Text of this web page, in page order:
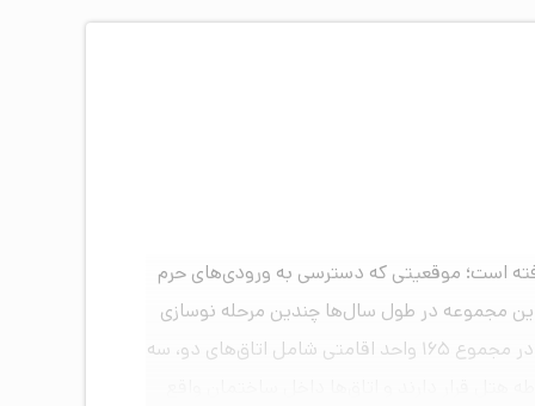
مشهد با سابقه‌ای از سال ۱۳۶۶، در حاشیه خیابان امام رضا و میان کوچه‌های امام رضای ۷ و ۹ قرار گرفته است؛ موقعیتی که دسترسی به ورودی‌های حرم
و بازار رضا نیز تنها حدود ۸ دقیقه با هتل فاصله دارد. این مجموعه در طول سال‌ها چندین مرحله نوسازی
را پشت سر گذاشته و آخرین بازسازی کلی آن در سال ۱۴۰۳ انجام شده است. ساختمان ۱۱ طبقه هتل پس از افتتاح فاز جدید، در مجموع ۱۶۵ واحد اقامتی شامل اتاق‌های دو، سه